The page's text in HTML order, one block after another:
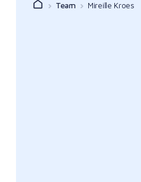
Team Mireille Kroes